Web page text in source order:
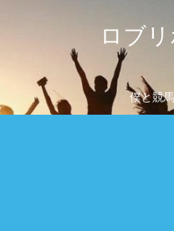
ロブ
僕と競